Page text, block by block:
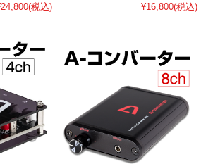
(税込)
¥16,800(税込)